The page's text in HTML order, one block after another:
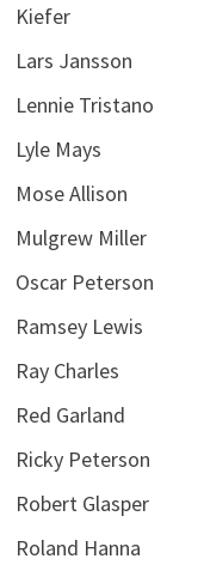
Kiefer
Lars Jansson
Lennie Tristano
Lyle Mays
Mose Allison
Mulgrew Miller
Oscar Peterson
Ramsey Lewis
Ray Charles
Red Garland
Ricky Peterson
Robert Glasper
Roland Hanna